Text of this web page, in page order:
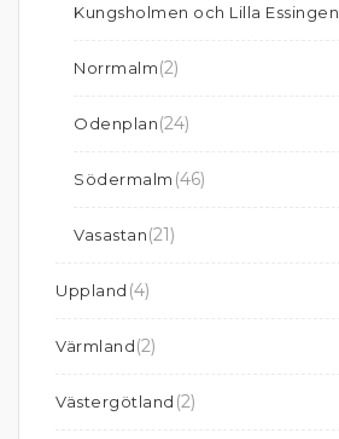
Kungsholmen och Lilla Essingen
Norrmalm(2)
Odenplan(24)
Södermalm (46)
Vasastan(21)
Uppland (4)
Värmland(2)
Västergötland (2)